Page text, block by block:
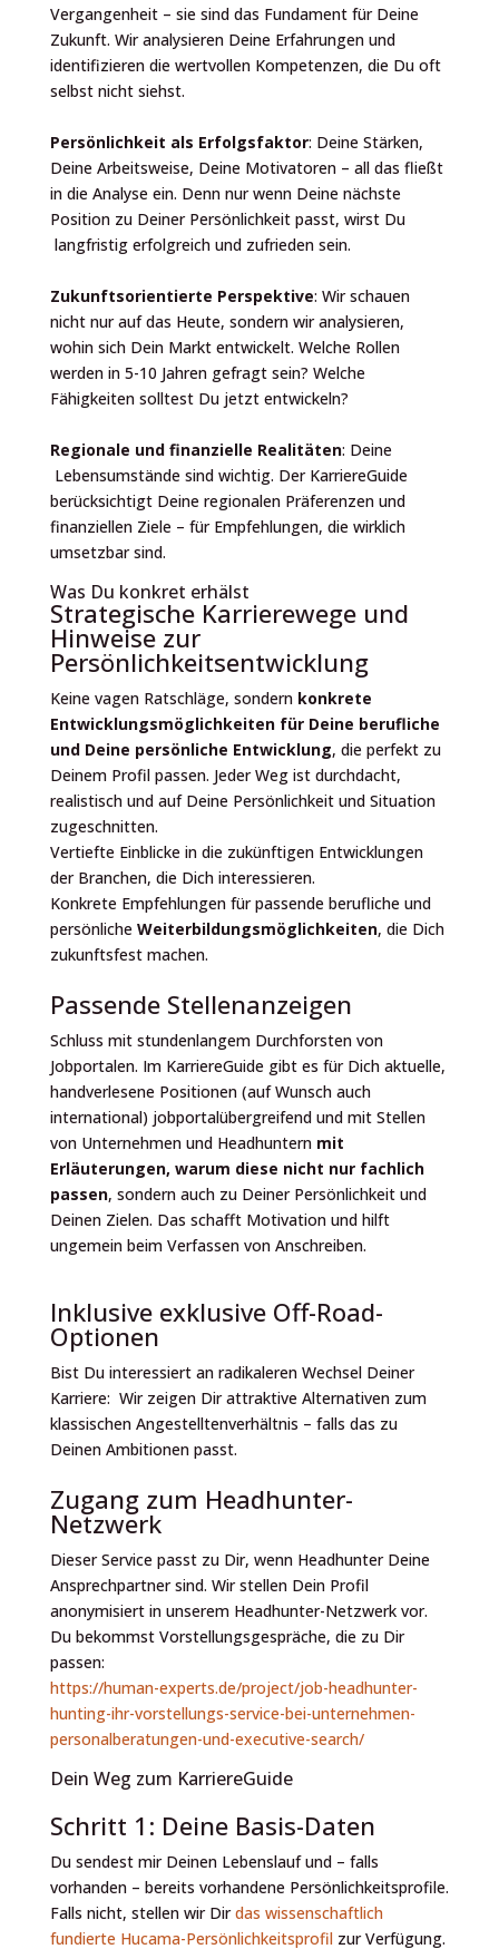
Vergangenheit – sie sind das Fundament für Deine
Zukunft. Wir analysieren Deine Erfahrungen und
identifizieren die wertvollen Kompetenzen, die Du oft
selbst nicht siehst.
Persönlichkeit als Erfolgsfaktor: DeineStärken,
Deine Arbeitsweise, Deine Motivatoren – all das fließt
in die Analyse ein. Denn nur wenn Deine nächste
Position zu Deiner Persönlichkeit passt, wirst Du
langfristig erfolgreich und zufrieden sein.
Zukunftsorientierte Perspektive: Wir schauen
nicht nur auf das Heute, sondern wir analysieren,
wohin sich Dein Markt entwickelt. Welche Rollen
werden in 5-10 Jahren gefragt sein? Welche
Fähigkeiten solltest Du jetzt entwickeln?
Regionale und finanzielle Realitäten: Deine
Lebensumstände sind wichtig. Der KarriereGuide
berücksichtigt Deine regionalen Präferenzen und
finanziellen Ziele – für Empfehlungen, die wirklich
umsetzbar sind.
Was Du konkret erhälst
Strategische Karrierewege und
Hinweise zur
Persönlichkeitsentwicklung
Keine vagen Ratschläge, sondern konkrete
Entwicklungsmöglichkeiten für Deine berufliche
und Deine persönliche Entwicklung, die perfekt zu
Deinem Profil passen. Jeder Weg ist durchdacht,
realistisch und auf Deine Persönlichkeit und Situation
zugeschnitten.
Vertiefte Einblicke in die zukünftigen Entwicklungen
der Branchen, die Dich interessieren.
Konkrete Empfehlungen für passende berufliche und
persönliche Weiterbildungsmöglichkeiten, die Dich
zukunftsfest machen.
Passende Stellenanzeigen
Schluss mit stundenlangem Durchforsten von
Jobportalen. Im KarriereGuide gibt es für Dich aktuelle,
handverlesene Positionen (auf Wunsch auch
international) jobportalübergreifend und mit Stellen
von Unternehmen und Headhuntern mit
Erläuterungen, warum diese nicht nur fachlich
passen, sondern auch zu Deiner Persönlichkeit und
Deinen Zielen. Das schafft Motivation und hilft
ungemein beim Verfassen von Anschreiben.
Inklusive exklusive Off-Road-
Optionen
Bist Du interessiert an radikaleren Wechsel Deiner
Karriere: Wir zeigen Dir attraktive Alternativen zum
klassischen Angestelltenverhältnis – falls das zu
Deinen Ambitionen passt.
Zugang zum Headhunter-
Netzwerk
Dieser Service passt zu Dir, wenn Headhunter Deine
Ansprechpartner sind. Wir stellen Dein Profil
anonymisiert in unserem Headhunter-Netzwerk vor.
Du bekommst Vorstellungsgespräche, die zu Dir
passen:
https://human-experts.de/project/job-headhunter-
hunting-ihr-vorstellungs-service-bei-unternehmen-
personalberatungen-und-executive-search/
Dein Weg zum KarriereGuide
Schritt 1: Deine Basis-Daten
Du sendest mir Deinen Lebenslauf und – falls
vorhanden – bereits vorhandene Persönlichkeitsprofile.
Falls nicht, stellen wir Dirdas wissenschaftlich
fundierte Hucama-Persönlichkeitsprofilzur Verfügung.